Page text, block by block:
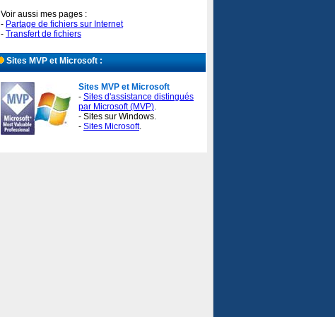
Voir aussi mes pages :
- Partage de fichiers sur Internet
- Transfert de fichiers
Sites MVP et Microsoft :
Sites MVP et Microsoft
- Sites d'assistance distingués
par Microsoft (MVP).
- Sites sur Windows.
- Sites Microsoft.